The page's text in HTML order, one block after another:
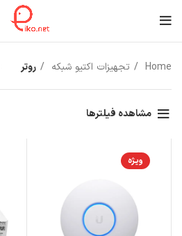
Home تجهیزات اکتیو شبکه روتر
مشاهده فیلترها
ویژه